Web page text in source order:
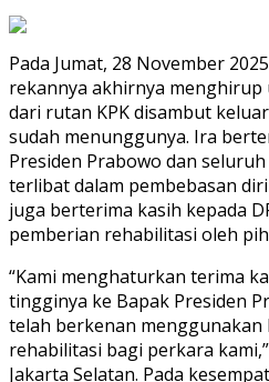
Pada Jumat, 28 November
rekannya akhirnya menghirup
dari rutan KPK disambut
sudah menunggunya. Ira
Presiden Prabowo dan
terlibat dalam pembebasan
juga berterima kasih kepada
pemberian rehabilitasi oleh
“Kami menghaturkan terima
tingginya ke Bapak Presiden
telah berkenan menggunakan
rehabilitasi bagi perkara
Jakarta Selatan. Pada